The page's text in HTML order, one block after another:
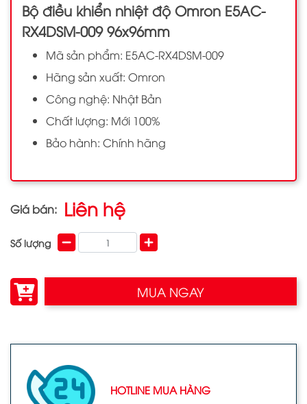
Bộ điều khiển nhiệt độ Omron E5AC-
RX4DSM-009 96x96mm
Mã sản phẩm: E5AC-RX4DSM-009
Hãng sản xuất: Omron
Công nghệ: Nhật Bản
Chất lượng: Mới 100%
Bảo hành: Chính hãng
Giá bán: Liên hệ
Số lượng
MUA NGAY
HOTLINE MUA HÀNG